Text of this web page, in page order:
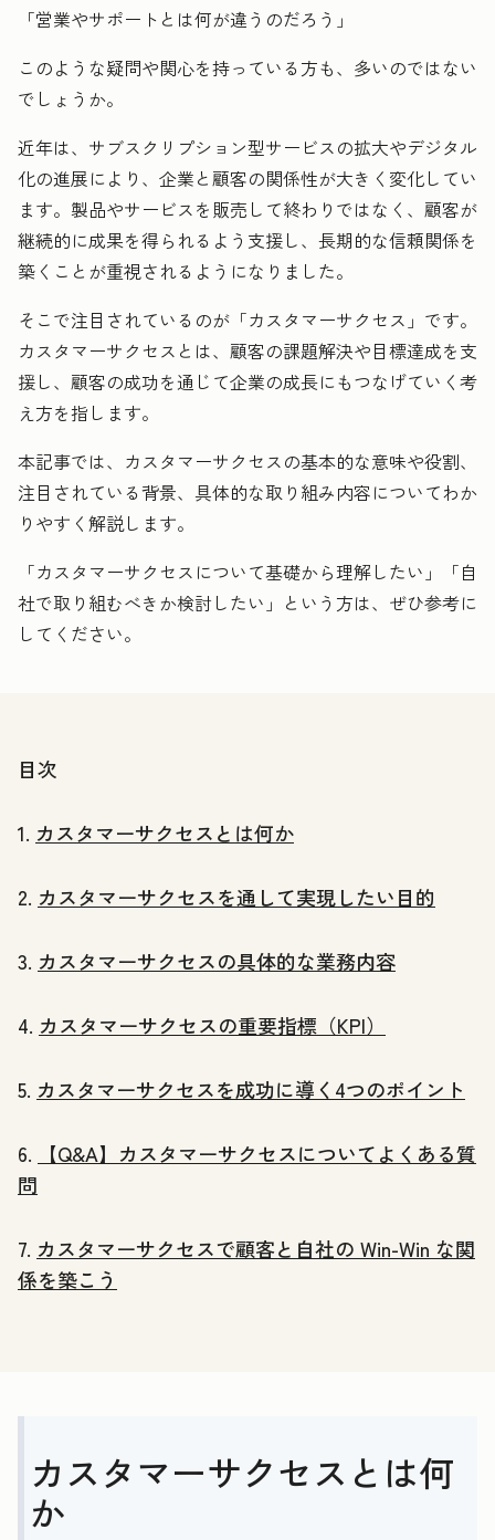
「営業やサポートとは何が違うのだろう」
このような疑問や関心を持っている方も、多いのではない
でしょうか。
近年は、サブスクリプション型サービスの拡大やデジタル
化の進展により、企業と顧客の関係性が大きく変化してい
ます。製品やサービスを販売して終わりではなく、顧客が
継続的に成果を得られるよう支援し、長期的な信頼関係を
築くことが重視されるようになりました。
そこで注目されているのが「カスタマーサクセス」です。
カスタマーサクセスとは、顧客の課題解決や目標達成を支
援し、顧客の成功を通じて企業の成長にもつなげていく考
え方を指します。
本記事では、カスタマーサクセスの基本的な意味や役割、
注目されている背景、具体的な取り組み内容についてわか
りやすく解説します。
「カスタマーサクセスについて基礎から理解したい」「自
社で取り組むべきか検討したい」という方は、ぜひ参考に
してください。
目次
1. カスタマーサクセスとは何か
2. カスタマーサクセスを通して実現したい目的
3. カスタマーサクセスの具体的な業務内容
4. カスタマーサクセスの重要指標（KPI）
5. カスタマーサクセスを成功に導く4つのポイント
6.
【Q&A】カスタマーサクセスについてよくある質
問
7. カスタマーサクセスで顧客と自社の Win-Win な関
係を築こう
カスタマーサクセスとは何
か